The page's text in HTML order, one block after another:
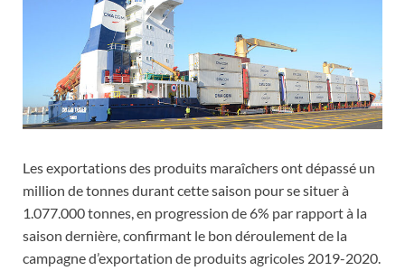
Les exportations des produits maraîchers ont dépassé un
million de tonnes durant cette saison pour se situer à
1.077.000 tonnes, en progression de 6% par rapport à la
saison dernière, confirmant le bon déroulement de la
campagne d’exportation de produits agricoles 2019-2020.